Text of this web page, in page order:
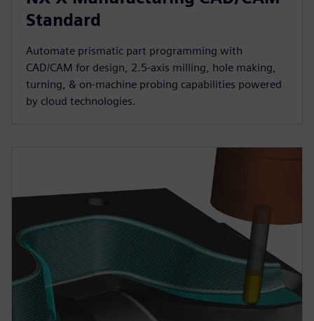
Standard
Automate prismatic part programming with
CAD/CAM for design, 2.5-axis milling, hole making,
turning, & on-machine probing capabilities powered
by cloud technologies.